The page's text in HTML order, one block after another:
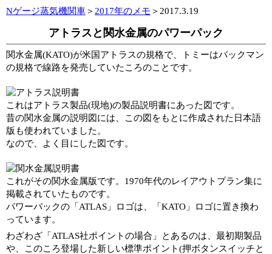
Nゲージ蒸気機関車＞ 2017年のメモ ＞2017.3.19
アトラスと関水金属のパワーパック
関水金属(KATO)が米国アトラスの規格で、トミーはバックマン
の規格で線路を発売していたころのことです。
これはアトラス製品(現地)の製品説明書にあった図です。
昔の関水金属の説明図には、この図をもとに作成された日本語
版も使われていました。
なので、よく目にした図です。
これがその関水金属版です。1970年代のレイアウトプラン集に
掲載されていたものです。
パワーパックの「ATLAS」ロゴは、「KATO」ロゴに置き換わ
っています。
わざわざ「ATLAS社ポイントの場合」とあるのは、最初期製品
や、このころ登場した新しい標準ポイント(押ボタンスイッチと